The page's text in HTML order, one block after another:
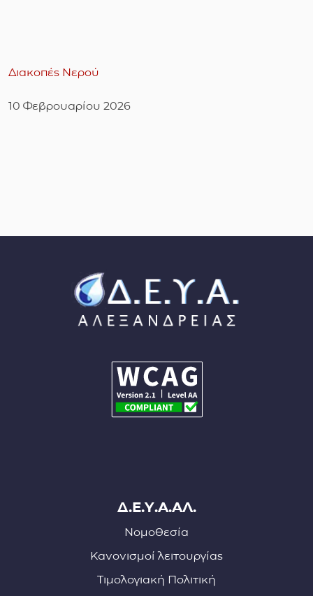
Διακοπές Νερού
10 Φεβρουαρίου 2026
Δ.Ε.Υ.Α.ΑΛ.
Νομοθεσία
Κανονισμοί λειτουργίας
Τιμολογιακή Πολιτική